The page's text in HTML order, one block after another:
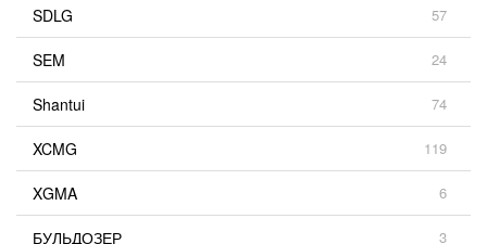
SDLG 57
SEM 24
Shantui 74
XCMG 119
XGMA 6
БУЛЬДОЗЕР 3